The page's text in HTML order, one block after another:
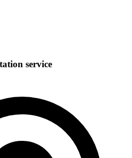
service